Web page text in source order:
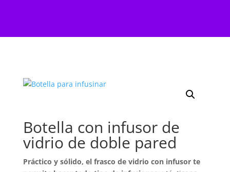
Botella con infusor de
vidrio de doble pared
Práctico y sólido, el frasco de vidrio con infusor te